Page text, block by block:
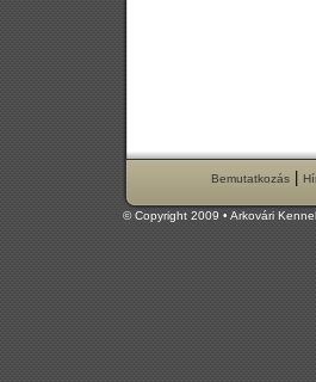
Bemutatkozás|
© Copyright 2009 • Arkovári